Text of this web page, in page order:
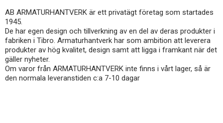
AB ARMATURHANTVERK är ett privatägt företag som startades
1945.
De har egen design och tillverkning av en del av deras produkter i
fabriken i Tibro. Armaturhantverk har som ambition att leverera
produkter av hög kvalitet, design samt att ligga i framkant när det
gäller nyheter.
Om varor från ARMATURHANTVERK inte finns i vårt lager, så är
den normala leveranstiden c:a 7-10 dagar